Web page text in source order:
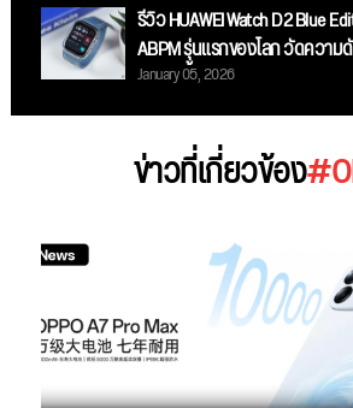
รีวิว HUAWEI Watch D2 Blue
ABPM รุ่นแรกของโลก วัดความ
ดีไซน์สีน้ำเงินสุดสปอร์ต!
January 05, 2026
ข่าวที่เกี่ยวข้อง